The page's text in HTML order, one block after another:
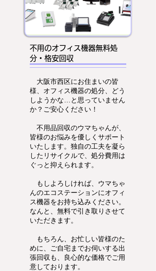
不用のオフィス機器無料処
分・格安回収
大阪市西区にお住まいの皆
様、オフィス機器の処分、どう
しようかな…と思っていません
か？ご安心ください！
不用品回収のウマちゃんが、
皆様のお悩みを優しくサポート
いたします。独自の工夫を凝ら
したリサイクルで、処分費用は
ぐっと抑えられます。
もしよろしければ、ウマちゃ
んのエコステーションにオフィ
ス機器をお持ち込みください。
なんと、無料で引き取りさせて
いただきます。
もちろん、お忙しい皆様のた
めに、ご自宅までお伺いする出
張回収も、良心的な価格でご用
意しております。